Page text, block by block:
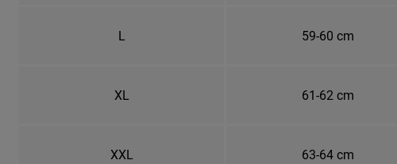
L 59-60 cm
XL 61-62 cm
XXL 63-64 cm